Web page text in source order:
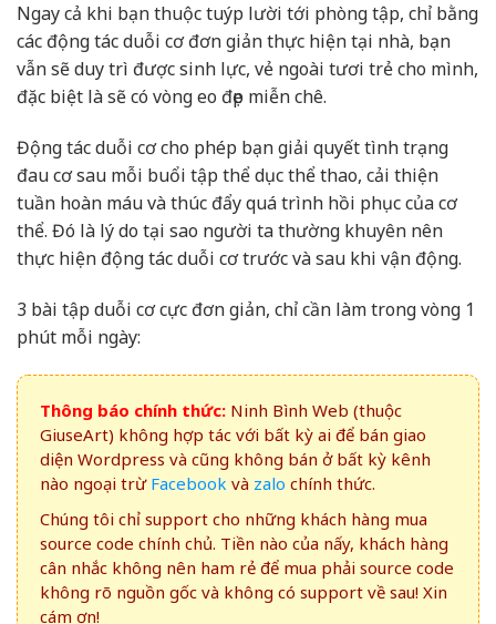
Ngay cả khi bạn thuộc tuýp lười tới phòng tập, chỉ bằng
các động tác duỗi cơ đơn giản thực hiện tại nhà, bạn
vẫn sẽ duy trì được sinh lực, vẻ ngoài tươi trẻ cho mình,
đặc biệt là sẽ có vòng eo đẹp miễn chê.
Động tác duỗi cơ cho phép bạn giải quyết tình trạng
đau cơ sau mỗi buổi tập thể dục thể thao, cải thiện
tuần hoàn máu và thúc đẩy quá trình hồi phục của cơ
thể. Đó là lý do tại sao người ta thường khuyên nên
thực hiện động tác duỗi cơ trước và sau khi vận động.
3 bài tập duỗi cơ cực đơn giản, chỉ cần làm trong vòng 1
phút mỗi ngày:
Thông báo chính thức: Ninh Bình Web (thuộc
GiuseArt) không hợp tác với bất kỳ ai để bán giao
diện Wordpress và cũng không bán ở bất kỳ kênh
nào ngoại trừ Facebook và zalo chính thức.
Chúng tôi chỉ support cho những khách hàng mua
source code chính chủ. Tiền nào của nấy, khách hàng
cân nhắc không nên ham rẻ để mua phải source code
không rõ nguồn gốc và không có support về sau! Xin
cám ơn!